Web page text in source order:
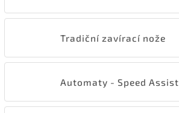
Tradiční zavírací nože
Automaty - Speed Assist